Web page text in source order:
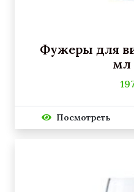
Фужеры для
мл
Посмотреть